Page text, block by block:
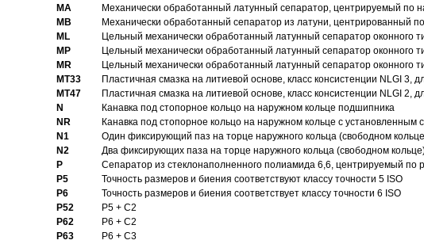
MA
Механически обработанный латунный сепаратор, центрируемый по
MB
Механически обработанный сепаратор из латуни, центрированный
ML
Цельный механически обработанный латунный сепаратор оконного
MP
Цельный механически обработанный латунный сепаратор
MR
Цельный механически обработанный латунный сепаратор оконного
MT33
Пластичная смазка на литиевой основе, класс консистенции NLGI 3,
MT47
Пластичная смазка на литиевой основе, класс консистенции NLGI 2,
N
Канавка под стопорное кольцо на наружном кольце подшипника
NR
Канавка под стопорное кольцо на наружном кольце с установленным
N1
Один фиксирующий паз на торце наружного кольца (свободном
N2
Два фиксирующих паза на торце наружного кольца (свободном кольце)
P
Cепаратор из стеклонаполненного полиамида 6,6, центрируемый по
P5
Точность размеров и биения соответствуют классу точности 5 ISO
P6
Точность размеров и биения соответствует классу точности 6 ISO
P52
P5 + C2
P62
P6 + C2
P63
P6 + C3